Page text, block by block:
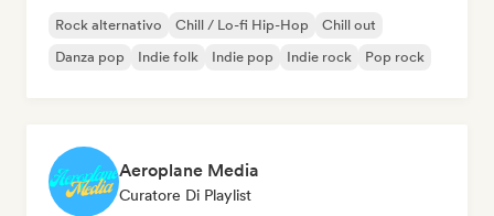
Rock alternativo Chill / Lo-fi Hip-Hop
Chill out
Danza pop
Indie folk Indie pop Indie rock Pop rock
Aeroplane Media
Curatore Di Playlist